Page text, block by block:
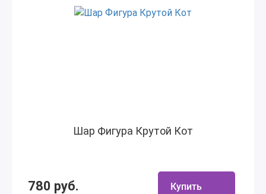
Шар Фигура Крутой Кот
780 руб. Купить